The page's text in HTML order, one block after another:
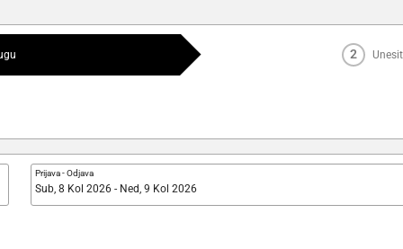
2
Prijava-Odjava
Sub, 8 Kol 2026 - Ned, 9 Kol 2026